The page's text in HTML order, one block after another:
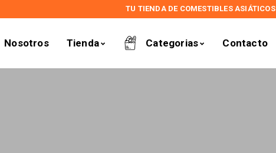
TU TIENDA DE COMESTIBLES ASIÁTICOS
Nosotros Tienda Categorias Contacto